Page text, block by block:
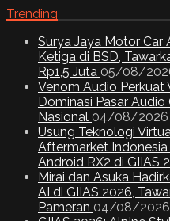
Trending
Surya Jaya Motor Car
Ketiga di BSD,
Rp1,5 Juta 05/08/
Venom Audio Perkuat
Dominasi Pasar
Nasional 04/08/2026
Usung Teknologi
Aftermarket
Android RX2 di GIIAS
Mirai dan Asuka
AI di GIIAS 2026,
Pameran 04/08/2026